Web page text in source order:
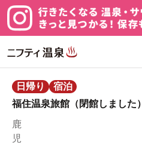
日帰り
宿泊
福住温泉旅館（閉館しました）
鹿
児